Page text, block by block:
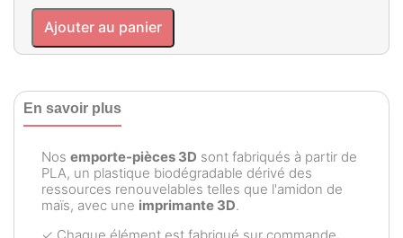
Ajouter au panier
En savoir plus
Nos emporte-pièces 3D sont fabriqués à partir de
PLA, un plastique biodégradable dérivé des
ressources renouvelables telles que l'amidon de
maïs, avec une imprimante 3D.